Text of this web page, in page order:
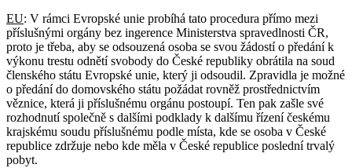
EU: V rámci Evropské unie probíhá tato procedura přímo mezi
příslušnými orgány bez ingerence Ministerstva spravedlnosti ČR,
proto je třeba, aby se odsouzená osoba se svou žádostí o předání k
výkonu trestu odnětí svobody do České republiky obrátila na soud
členského státu Evropské unie, který ji odsoudil. Zpravidla je možné
o předání do domovského státu požádat rovněž prostřednictvím
věznice, která ji příslušnému orgánu postoupí. Ten pak zašle své
rozhodnutí společně s dalšími podklady k dalšímu řízení českému
krajskému soudu příslušnému podle místa, kde se osoba v České
republice zdržuje nebo kde měla v České republice poslední trvalý
pobyt.